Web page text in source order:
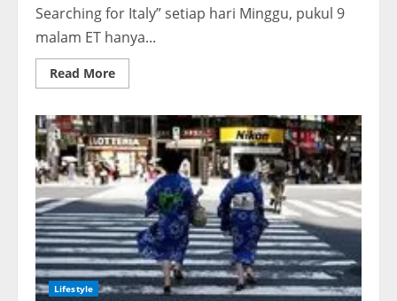
Searching for Italy” setiap hari Minggu, pukul 9
malam ET hanya...
Read More
Lifestyle